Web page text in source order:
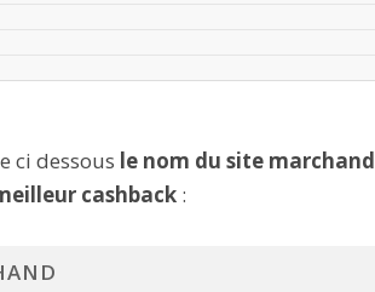
ci dessous le nom du site marchand
cashback :